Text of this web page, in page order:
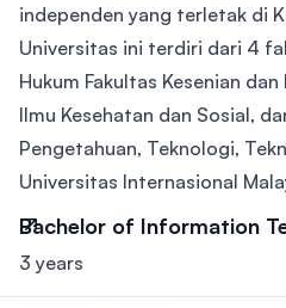
independen yang terletak di
Universitas ini terdiri dari 4
Hukum Fakultas Kesenian
Ilmu Kesehatan dan Sosial,
Pengetahuan, Teknologi,
Universitas Internasional
Bachelor of Information
3 years